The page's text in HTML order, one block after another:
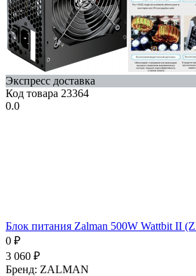
Экспресс доставка
Код товара 23364
0.0
Блок питания Zalman 500W Wattbit II
0 ₽
3 060 ₽
Бренд: ZALMAN